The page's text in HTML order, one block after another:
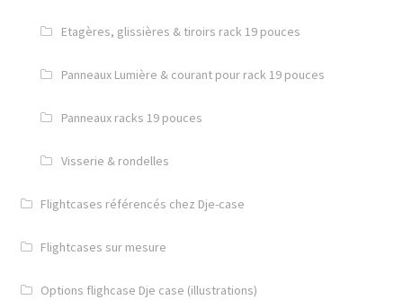
Visserie & rondelles
Flight cases référencés
Support
Contact
Etagères, glissières & tiroirs rack 19 pouces
Panneaux Lumière & courant pour rack 19 pouces
Panneaux racks 19 pouces
Visserie & rondelles
Flightcases référencés chez Dje-case
Flightcases sur mesure
Options flighcase Dje case (illustrations)